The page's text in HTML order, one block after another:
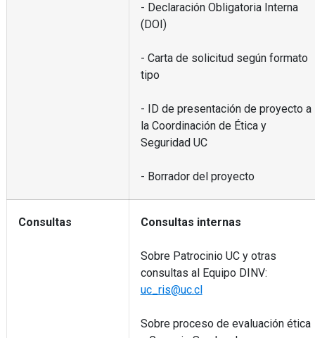
- Declaración Obligatoria Interna
(DOI)
- Carta de solicitud según formato
tipo
- ID de presentación de proyecto a
la Coordinación de Ética y
Seguridad UC
- Borrador del proyecto
Consultas Consultas internas
Sobre Patrocinio UC y otras
consultas al Equipo DINV:
uc_ris@uc.cl
Sobre proceso de evaluación ética